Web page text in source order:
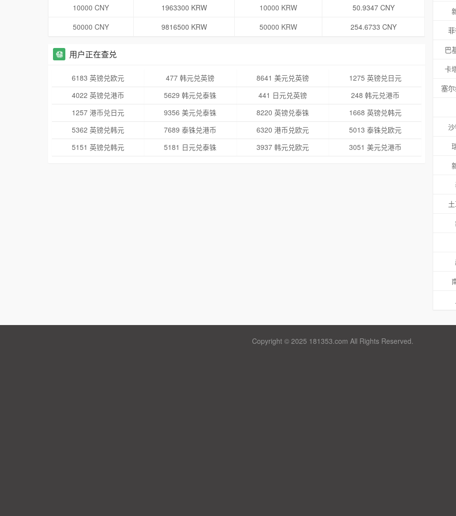
10000 CNY
1963300 KRW 10000 KRW
50.9347 CNY
50000 CNY
9816500 KRW 50000 KRW 254.6733 CNY
用户正在查兑
6183 英镑兑欧元 477 韩元兑英镑 8641 美元兑英镑
1275 英镑兑日元
4022 英镑兑港币
5629 韩元兑泰铢 441 日元兑英镑
248 韩元兑港币
1257 港币兑日元
9356 美元兑泰铢 8220 英镑兑泰铢
1668 英镑兑韩元
5362 英镑兑韩元
7689 泰铢兑港币 6320 港币兑欧元
5013 泰铢兑欧元
5151 英镑兑韩元
5181 日元兑泰铢 3937 韩元兑欧元 3051 美元兑港币
巴
卡
塞
Copyright © 2025 181353.com All Rights Reserved.